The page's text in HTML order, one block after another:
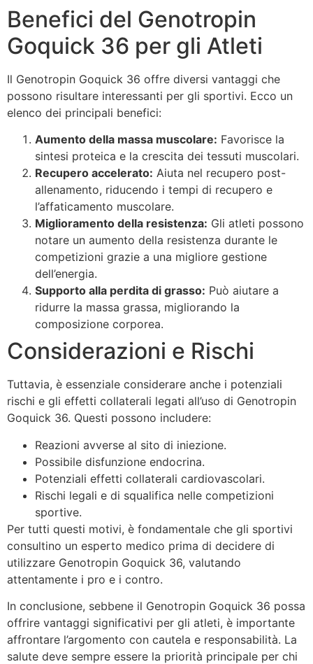
Benefici del Genotropin
Goquick 36 per gli Atleti
Il Genotropin Goquick 36 offre diversi vantaggi che
possono risultare interessanti per gli sportivi. Ecco un
elenco dei principali benefici:
Aumento della massa muscolare: Favorisce la
sintesi proteica e la crescita dei tessuti muscolari.
Recupero accelerato: Aiuta nel recupero post-
allenamento, riducendo i tempi di recupero e
l’affaticamento muscolare.
Miglioramento della resistenza: Gli atleti possono
notare un aumento della resistenza durante le
competizioni grazie a una migliore gestione
dell’energia.
Supporto alla perdita di grasso: Può aiutare a
ridurre la massa grassa, migliorando la
composizione corporea.
Considerazioni e Rischi
Tuttavia, è essenziale considerare anche i potenziali
rischi e gli effetti collaterali legati all’uso di Genotropin
Goquick 36. Questi possono includere:
Reazioni avverse al sito di iniezione.
Possibile disfunzione endocrina.
Potenziali effetti collaterali cardiovascolari.
Rischi legali e di squalifica nelle competizioni
sportive.
Per tutti questi motivi, è fondamentale che gli sportivi
consultino un esperto medico prima di decidere di
utilizzare Genotropin Goquick 36, valutando
attentamente i pro e i contro.
In conclusione, sebbene il Genotropin Goquick 36 possa
offrire vantaggi significativi per gli atleti, è importante
affrontare l’argomento con cautela e responsabilità. La
salute deve sempre essere la priorità principale per chi